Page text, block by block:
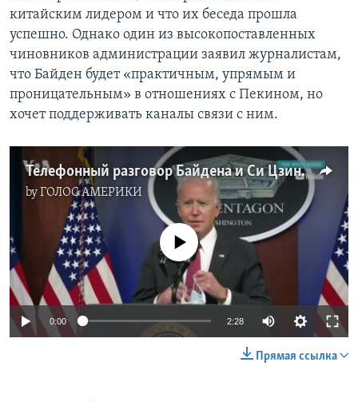
китайским лидером и что их беседа прошла
успешно. Однако один из высокопоставленных
чиновников администрации заявил журналистам,
что Байден будет «практичным, упрямым и
проницательным» в отношениях с Пекином, но
хочет поддерживать каналы связи с ним.
Телефонный разговор Байдена и Си Цзиньпина
byГОЛОС АМЕРИКИ
No media source currently available
0:00 2:28
Прямая ссылка